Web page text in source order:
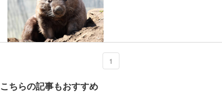
1
こちらの記事もおすすめ